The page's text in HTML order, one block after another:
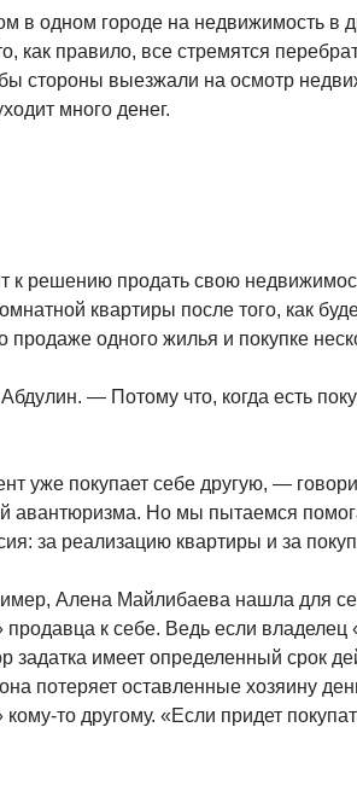
в одном городе на недвижимость
правило, все стремятся
стороны выезжали на осмотр
много денег.
решению продать свою
квартиры после того, как
одного жилья и покупке
— Потому что, когда есть
уже покупает себе другую, —
Но мы пытаемся
за реализацию квартиры и за
Алена Майлибаева нашла для
к себе. Ведь если
задатка имеет определенный срок
потеряет оставленные хозяину
то другому. «Если придет